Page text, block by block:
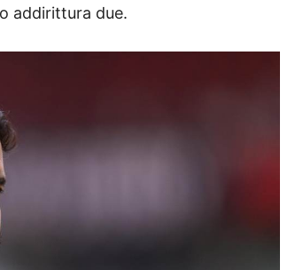
addirittura due.